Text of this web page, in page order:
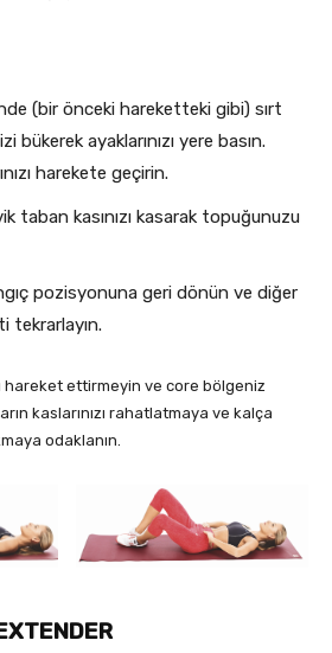
(bir önceki hareketteki gibi) sırt
bükerek ayaklarınızı yere basın.
harekete geçirin.
taban kasınızı kasarak topuğunuzu
pozisyonuna geri dönün ve diğer
tekrarlayın.
hareket ettirmeyin ve core bölgeniz
kaslarınızı rahatlatmaya ve kalça
odaklanın.